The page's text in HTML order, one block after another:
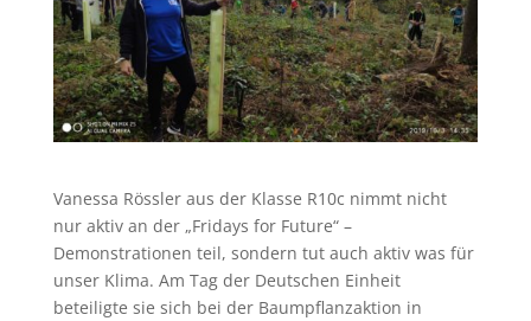
Vanessa Rössler aus der Klasse R10c nimmt nicht
nur aktiv an der „Fridays for Future“ –
Demonstrationen teil, sondern tut auch aktiv was für
unser Klima. Am Tag der Deutschen Einheit
beteiligte sie sich bei der Baumpflanzaktion in